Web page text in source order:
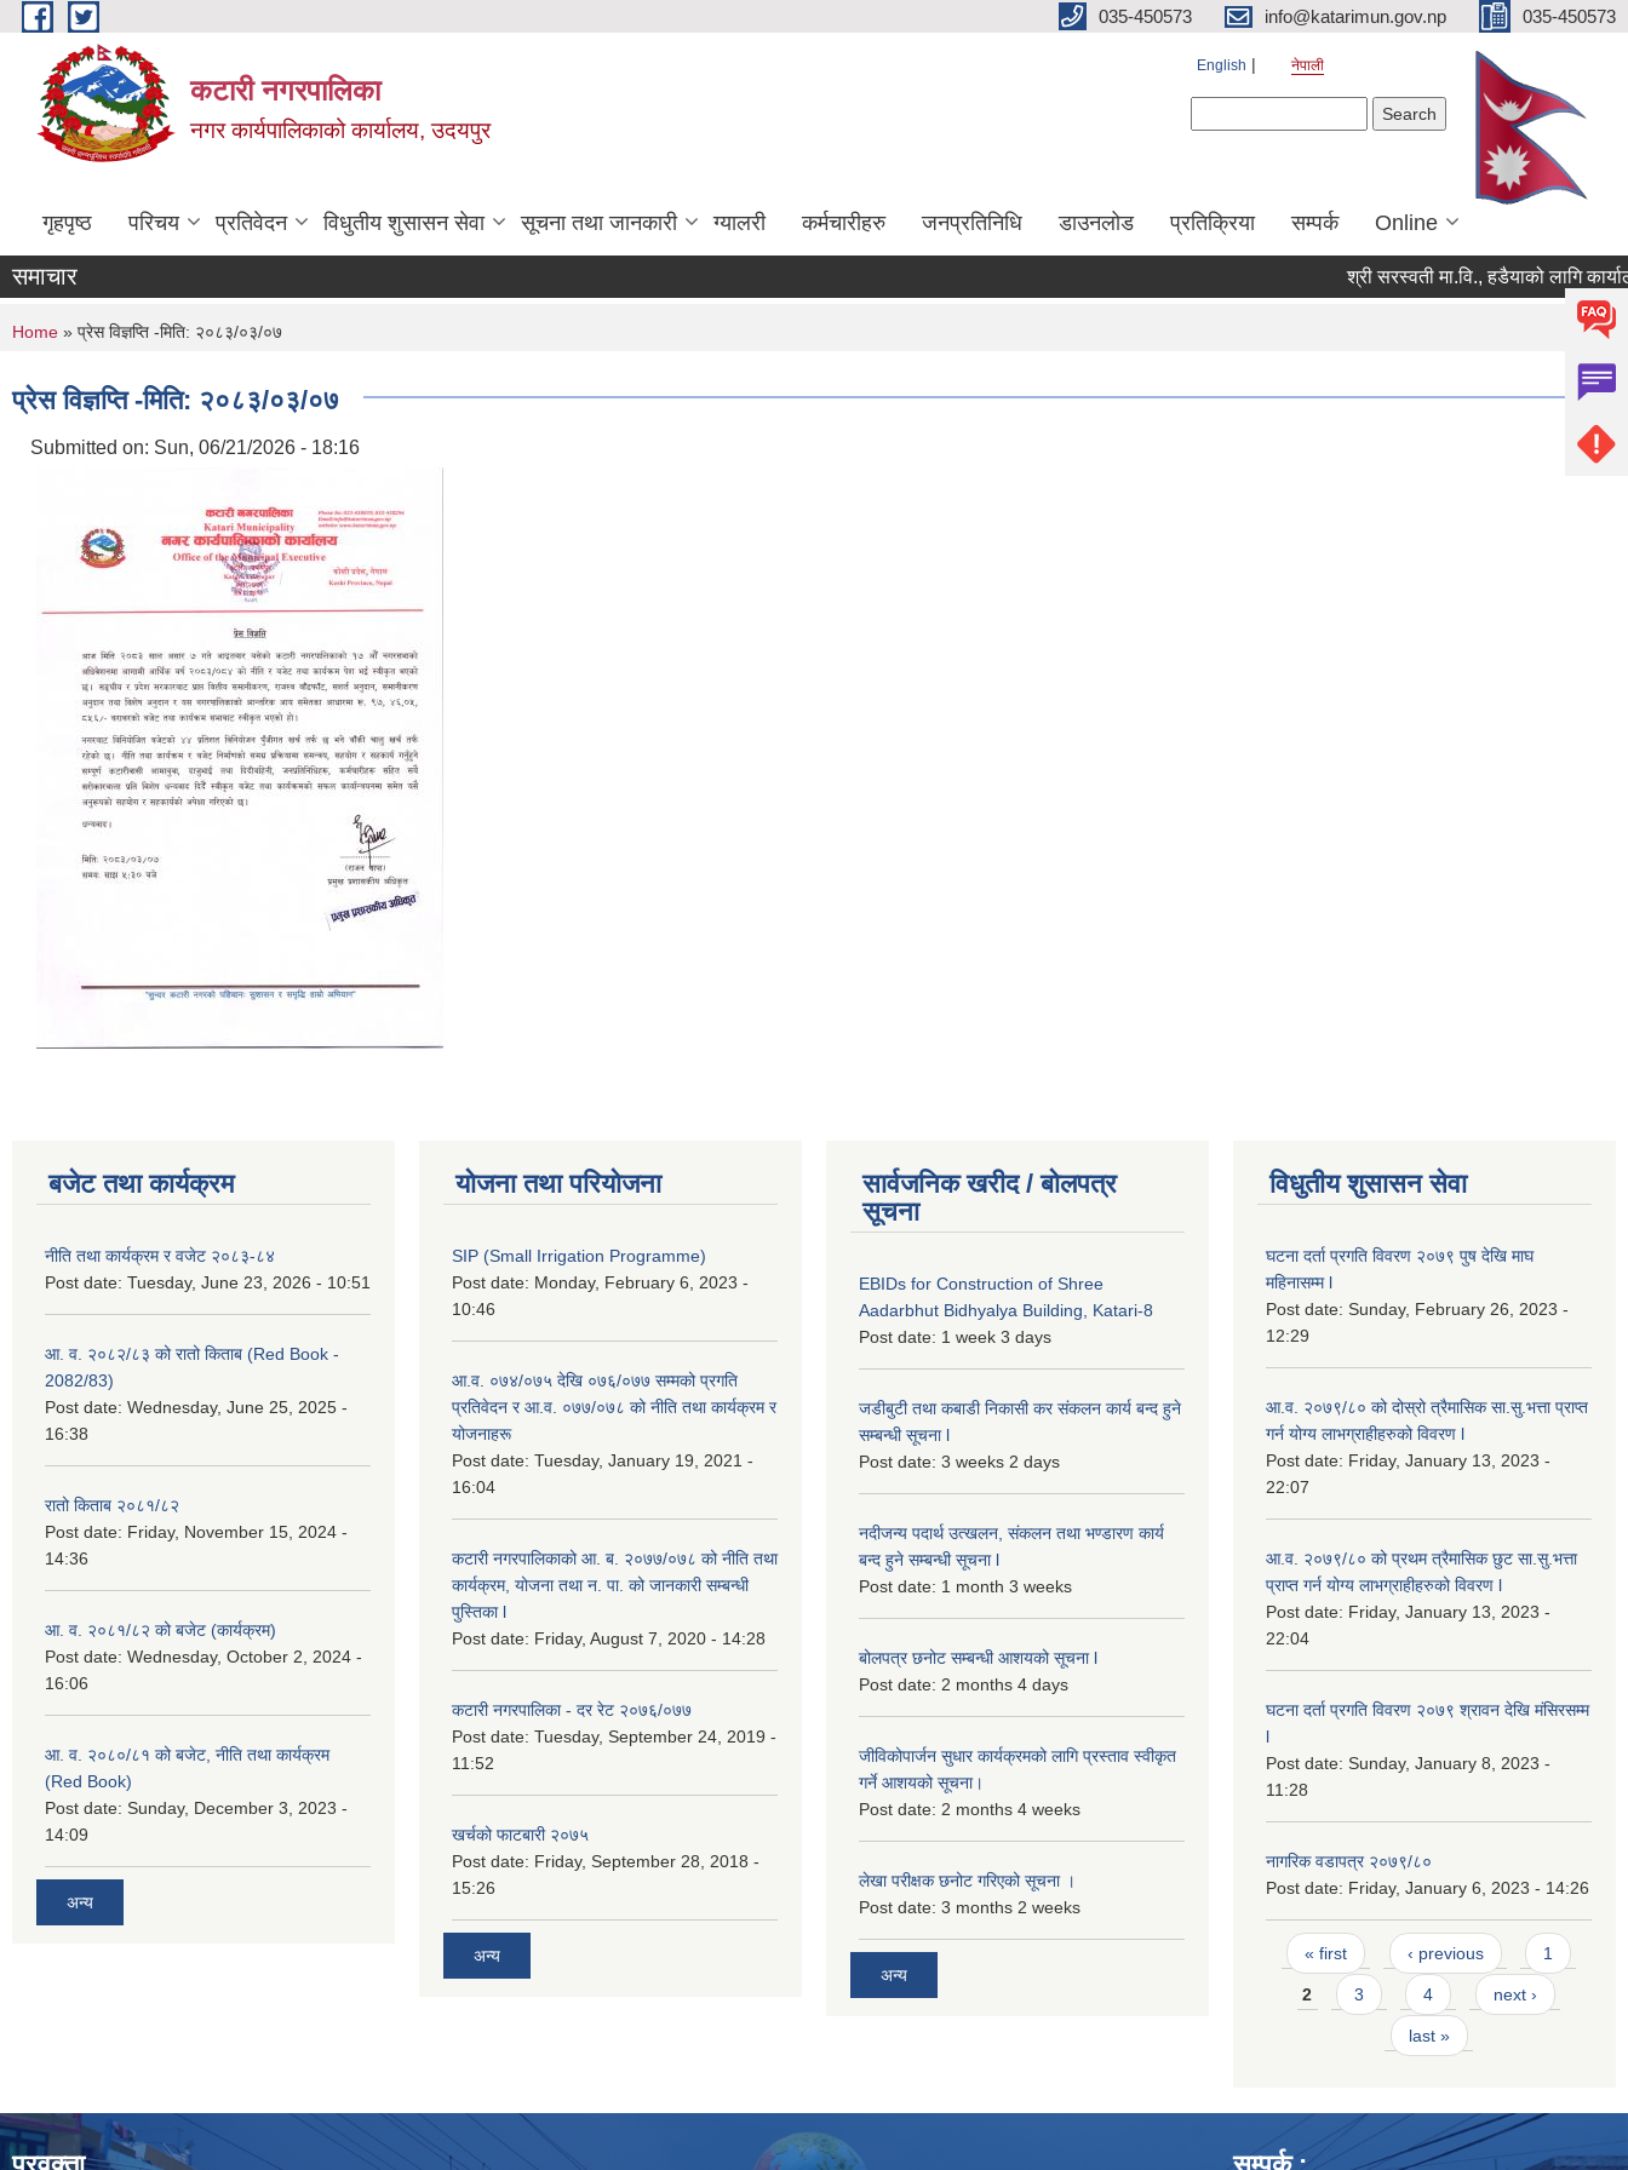
Skip to main content 035-450573 info@katarimun.gov.np 035-450573
कटारी नगरपालिका
नगर कार्यपालिकाको कार्यालय, उदयपुर
English नेपाली
गृहपृष्ठ परिचय प्रतिवेदन विधुतीय शुसासन सेवा सूचना तथा जानकारी ग्यालरी कर्मचारीहरु जनप्रतिनिधि डाउनलोड प्रतिक्रिया सम्पर्क Online
समाचार श्री सरस्वती मा.वि., हडैयाको लागि
You are here
Home » प्रेस विज्ञप्ति -मिति: २०८३/०३/०७
प्रेस विज्ञप्ति -मिति: २०८३/०३/०७
Submitted on: Sun, 06/21/2026 - 18:16
बजेट तथा कार्यक्रम
नीति तथा कार्यक्रम र वजेट २०८३-८४
Post date: Tuesday, June 23, 2026 - 10:51
आ. व. २०८२/८३ को रातो किताब (Red Book -
2082/83)
Post date: Wednesday, June 25, 2025 -
16:38
रातो किताब २०८१/८२
Post date: Friday, November 15, 2024 -
14:36
आ. व. २०८१/८२ को बजेट (कार्यक्रम)
Post date: Wednesday, October 2, 2024 -
16:06
आ. व. २०८०/८१ को बजेट, नीति तथा कार्यक्रम
(Red Book)
Post date: Sunday, December 3, 2023 -
14:09
अन्य
योजना तथा परियोजना
SIP (Small Irrigation Programme)
Post date: Monday, February 6, 2023 -
10:46
आ.व. ०७४/०७५ देखि ०७६/०७७ सम्मको प्रगति
प्रतिवेदन र आ.व. ०७७/०७८ को नीति तथा कार्यक्रम र
योजनाहरू
Post date: Tuesday, January 19, 2021 -
16:04
कटारी नगरपालिकाको आ. ब. २०७७/०७८ को नीति तथा
कार्यक्रम, योजना तथा न. पा. को जानकारी सम्बन्धी
पुस्तिका l
Post date: Friday, August 7, 2020 - 14:28
कटारी नगरपालिका - दर रेट २०७६/०७७
Post date: Tuesday, September 24, 2019 -
11:52
खर्चको फाटबारी २०७५
Post date: Friday, September 28, 2018 -
15:26
अन्य
सार्वजनिक खरीद / बोलपत्र
सूचना
EBIDs for Construction of Shree
Aadarbhut Bidhyalya Building, Katari-8
Post date: 1 week 3 days
जडीबुटी तथा कबाडी निकासी कर संकलन कार्य बन्द हुने
सम्बन्धी सूचना l
Post date: 3 weeks 2 days
नदीजन्य पदार्थ उत्खलन, संकलन तथा भण्डारण कार्य
बन्द हुने सम्बन्धी सूचना l
Post date: 1 month 3 weeks
बोलपत्र छनोट सम्बन्धी आशयको सूचना l
Post date: 2 months 4 days
जीविकोपार्जन सुधार कार्यक्रमको लागि प्रस्ताव स्वीकृत
गर्ने आशयको सूचना।
Post date: 2 months 4 weeks
लेखा परीक्षक छनोट गरिएको सूचना ।
Post date: 3 months 2 weeks
अन्य
विधुतीय शुसासन सेवा
घटना दर्ता प्रगति विवरण २०७९ पुष देखि माघ
महिनासम्म l
Post date: Sunday, February 26, 2023 -
12:29
आ.व. २०७९/८० को दोस्रो त्रैमासिक सा.सु.भ‍त्ता प्राप्त
गर्न योग्य लाभग्राहीहरुको विवरण l
Post date: Friday, January 13, 2023 -
22:07
आ.व. २०७९/८० को प्रथम त्रैमासिक छुट सा.सु.भ‍त्ता
प्राप्त गर्न योग्य लाभग्राहीहरुको विवरण l
Post date: Friday, January 13, 2023 -
22:04
घटना दर्ता प्रगति विवरण २०७९ श्रावन देखि मंसिरसम्म
l
Post date: Sunday, January 8, 2023 -
11:28
नागरिक वडापत्र २०७९/८०
Post date: Friday, January 6, 2023 - 14:26
Pages
« first ‹ previous 1
2 3 4 next ›
last »